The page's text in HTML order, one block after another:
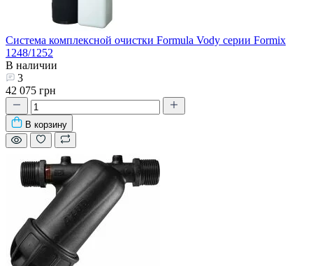
Система комплексной очистки Formula Vody серии Formix
1248/1252
В наличии
3
42 075 грн
В корзину